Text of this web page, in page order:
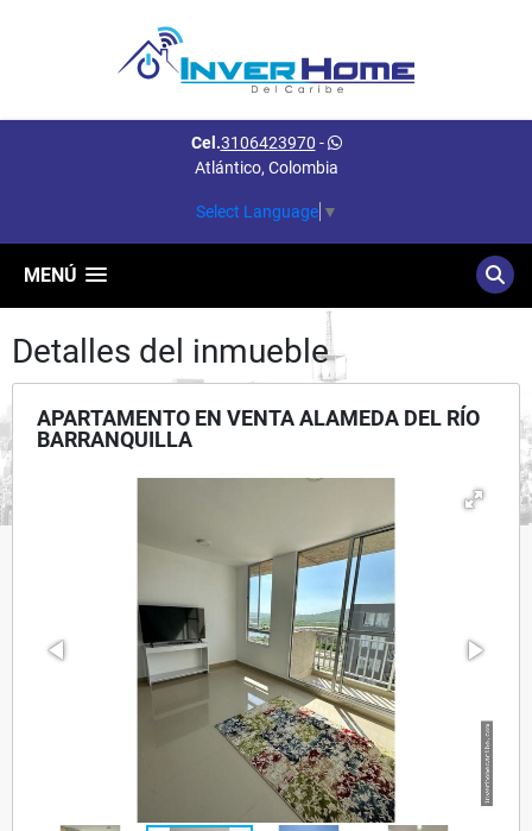
Cel.3106423970 -
Atlántico, Colombia
Select Language ▼
MENÚ
Detalles del inmueble
APARTAMENTO EN VENTA ALAMEDA DEL RÍO
BARRANQUILLA